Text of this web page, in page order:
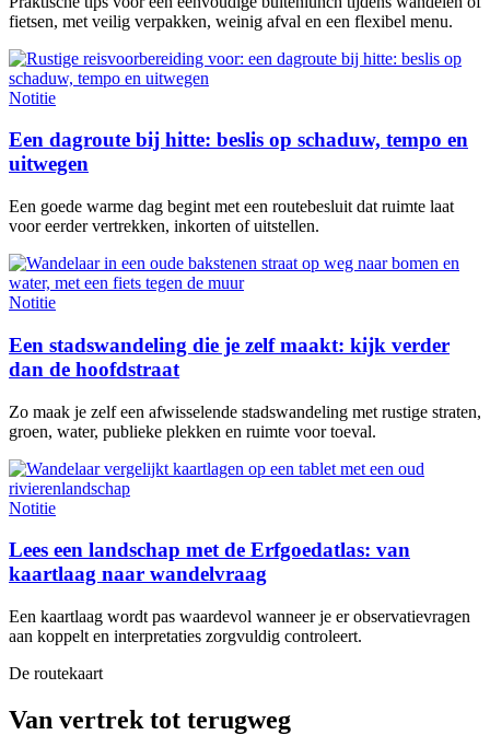
fietsen, met veilig verpakken, weinig afval en een flexibel menu.
Notitie
Een dagroute bij hitte: beslis op schaduw, tempo en
uitwegen
Een goede warme dag begint met een routebesluit dat ruimte laat
voor eerder vertrekken, inkorten of uitstellen.
Notitie
Een stadswandeling die je zelf maakt: kijk verder
dan de hoofdstraat
Zo maak je zelf een afwisselende stadswandeling met rustige straten,
groen, water, publieke plekken en ruimte voor toeval.
Notitie
Lees een landschap met de Erfgoedatlas: van
kaartlaag naar wandelvraag
Een kaartlaag wordt pas waardevol wanneer je er observatievragen
aan koppelt en interpretaties zorgvuldig controleert.
De routekaart
Van vertrek tot terugweg